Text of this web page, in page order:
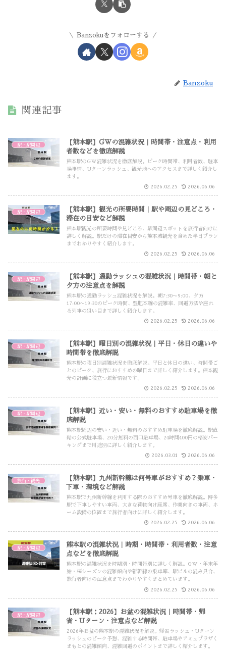
Banzokuをフォローする
Banzoku
関連記事
駅・駅周辺
【熊本駅】GWの混雑状況｜時間帯・注意点・利用
者数などを徹底解説
熊本駅のGW混雑状況を徹底解説。ピーク時間帯、利用者数、駐車
場事情、Uターンラッシュ、観光地へのアクセスまで詳しく紹介し
ます。
2026.02.25 2026.06.06
駅・駅周辺
【熊本駅】観光の所要時間｜駅や周辺の見どころ・
滞在の目安など解説
熊本駅観光の所要時間や見どころ、駅周辺スポットを旅行者向けに
詳しく解説。駅だけの滞在目安から熊本城観光を含めた半日プラン
までわかりやすく紹介します。
2026.02.25 2026.06.06
駅・駅周辺
【熊本駅】通勤ラッシュの混雑状況｜時間帯・朝と
夕方の注意点を解説
熊本駅の通勤ラッシュ混雑状況を解説。朝7:30〜9:00、夕方
17:00〜19:30のピーク時間、豊肥本線の混雑率、回避方法や座れ
る列車の狙い目まで詳しく紹介します。
2026.02.25 2026.06.06
駅・駅周辺
【熊本駅】曜日別の混雑状況｜平日・休日の違いや
時間帯を徹底解説
熊本駅の曜日別混雑状況を徹底解説。平日と休日の違い、時間帯ご
とのピーク、旅行におすすめの曜日まで詳しく紹介します。熊本観
光の計画に役立つ最新情報です。
2026.02.25 2026.06.06
駅・駅周辺
【熊本駅】近い・安い・無料のおすすめ駐車場を徹
底解説
熊本駅周辺の安い・近い・無料のおすすめ駐車場を徹底解説。駅直
結の公式駐車場、20分無料の西口駐車場、24時間400円の格安パー
キングまで用途別に詳しく紹介します。
2026.03.01 2026.06.06
旅行・観光
【熊本駅】九州新幹線は何号車がおすすめ？乗車・
下車・環境など解説
熊本駅で九州新幹線を利用する際のおすすめ号車を徹底解説。博多
駅で下車しやすい車両、大きな荷物向け座席、作業向きの車両、ホ
ーム設備の位置まで旅行者向けに詳しく紹介します。
2026.02.25 2026.06.06
駅・駅周辺
熊本駅の混雑状況｜時期・時間帯・利用者数・注意
点などを徹底解説
熊本駅の混雑状況を時期別・時間帯別に詳しく解説。GW・年末年
始・桜シーズンの混雑傾向や新幹線の乗車率、駅ビルの混み具合、
旅行者向けの注意点までわかりやすくまとめています。
2026.02.25 2026.06.06
駅・駅周辺
【熊本駅：2026】お盆の混雑状況｜時間帯・帰
省・Uターン・注意点など解説
2026年お盆の熊本駅の混雑状況を解説。帰省ラッシュ・Uターン
ラッシュのピーク予想、混雑する時間帯、駐車場やアミュプラザく
まもとの混雑傾向、混雑回避のポイントまで詳しく紹介します。